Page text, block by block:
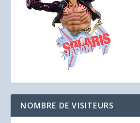
NOMBRE DE VISITEURS